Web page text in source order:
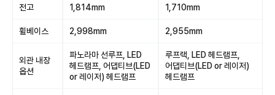
전고 1,814mm 1,710mm
휠베이스 2,998mm 2,955mm
외관 내장
옵션
파노라마 선루프, LED
헤드램프, 어댑티브(LED
or 레이저) 헤드램프
루프랙, LED 헤드램프,
어댑티브(LED or 레이저)
헤드램프